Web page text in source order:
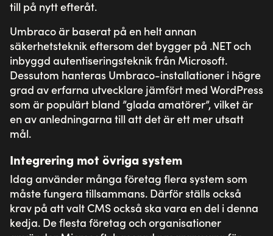
Norce
Sitevision
Om Toxic
Jobba på Toxic
Kontakta oss
Support
Skicka in ett
020-10 32 30
Följ oss
Instagram
LinkedIn